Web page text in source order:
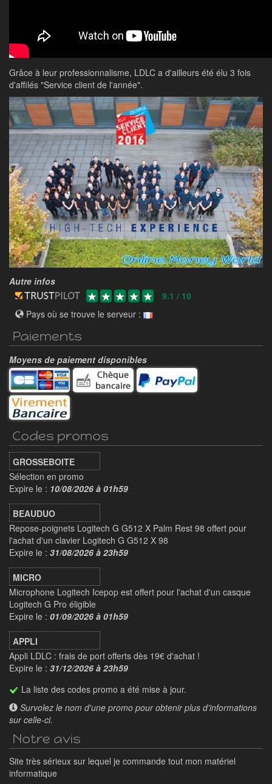
Grâce à leur professionnalisme, LDLC a d'ailleurs été élu 3 fois
d'affilés "Service client de l'année".
Autre infos
9.1 / 10
Pays où se trouve le serveur :
Paiements
Moyens de paiement disponibles
Codes promos
GROSSEBOITE
Sélection en promo
Expire le : 10/08/2026 à 01h59
BEAUDUO
Repose-poignets Logitech G G512 X Palm Rest 98 offert pour
l'achat d'un clavier Logitech G G512 X 98
Expire le : 31/08/2026 à 23h59
MICRO
Microphone Logitech Icepop est offert pour l'achat d'un casque
Logitech G Pro éligible
Expire le : 01/09/2026 à 01h59
APPLI
Appli LDLC : frais de port offerts dès 19€ d'achat !
Expire le : 31/12/2026 à 23h59
La liste des codes promo a été mise à jour.
Survolez le nom d'une promo pour obtenir plus d'informations
sur celle-ci.
Notre avis
Site très sérieux sur lequel je commande tout mon matériel
informatique